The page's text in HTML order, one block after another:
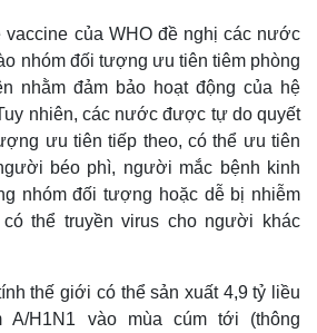
Multimedia
Video
Ảnh
E-Magazine
Infographic
vaccine của WHO đề nghị các nước
nhóm đối tượng ưu tiên tiêm phòng
nhằm đảm bảo hoạt động của hệ
nhiên, các nước được tự do quyết
ưu tiên tiếp theo, có thể ưu tiên
béo phì, người mắc bệnh kinh
nhóm đối tượng hoặc dễ bị nhiễm
có thể truyền virus cho người khác
thế giới có thể sản xuất 4,9 tỷ liều
A/H1N1 vào mùa cúm tới (thông